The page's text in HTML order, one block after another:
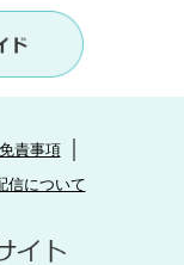
免責事項
信について